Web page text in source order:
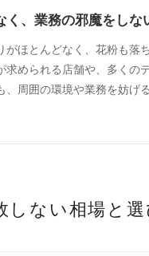
く、業務の邪魔をしな
がほとんどなく、花粉も落
求められる店舗や、多くの
、周囲の環境や業務を妨げ
しない相場と選